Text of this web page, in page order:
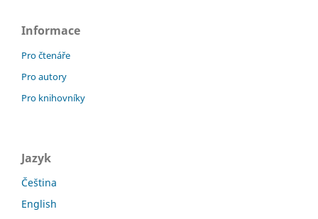
Informace
Pro čtenáře
Pro autory
Pro knihovníky
Jazyk
Čeština
English